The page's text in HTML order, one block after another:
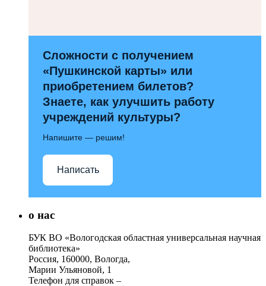
Сложности с получением
«Пушкинской карты» или
приобретением билетов?
Знаете, как улучшить работу
учреждений культуры?
Напишите — решим!
Написать
о нас
БУК ВО «Вологодская областная универсальная научная
библиотека»
Россия, 160000, Вологда,
Марии Ульяновой, 1
Телефон для справок –